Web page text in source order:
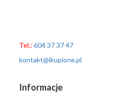
Tel.: 604 37 37 47
kontakt@ikupione.pl
Informacje